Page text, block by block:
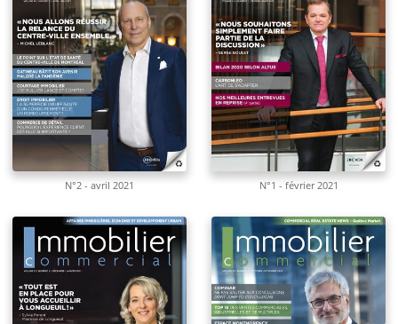
N°2 - avril 2021 N°1 - février 2021